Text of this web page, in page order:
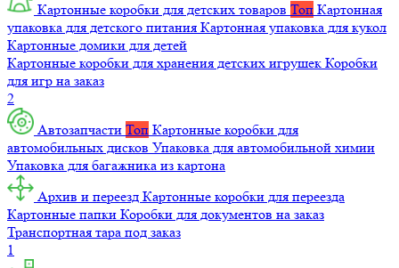
Картонные коробки для детских товаров Топ Картонная
упаковка для детского питания Картонная упаковка для кукол
Картонные домики для детей
Картонные коробки для хранения детских игрушек Коробки
для игр на заказ
2
Автозапчасти Топ Картонные коробки для
автомобильных дисков Упаковка для автомобильной химии
Упаковка для багажника из картона
Архив и переезд Картонные коробки для переезда
Картонные папки Коробки для документов на заказ
Транспортная тара под заказ
1